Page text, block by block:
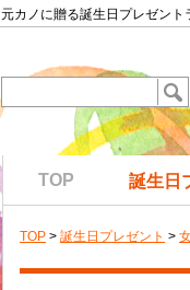
元カノに贈る誕生日プレゼント
TOP 誕生日
TOP > 誕生日プレゼント >